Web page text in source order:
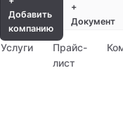
Добавить
компанию
+
Документ
Услуги
Прайс-
лист